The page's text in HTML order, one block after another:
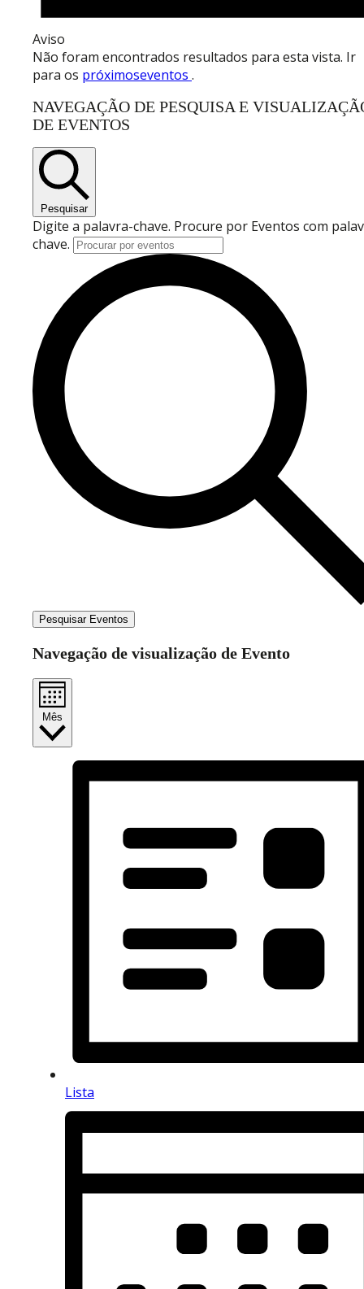
Aviso
Não foram encontrados resultados para esta vista. Ir
para os próximoseventos .
NAVEGAÇÃO DE PESQUISA E
DE EVENTOS
Pesquisar
Digite a palavra-chave. Procure por Eventos com
chave.
Pesquisar Eventos
Navegação de visualização de Evento
Mês
Lista